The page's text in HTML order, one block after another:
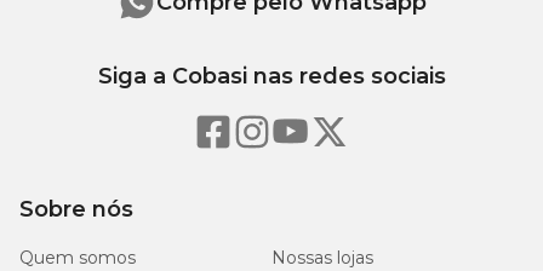
Sobre nós
Quem somos
Nossas lojas
Siga a Cobasi nas redes sociais